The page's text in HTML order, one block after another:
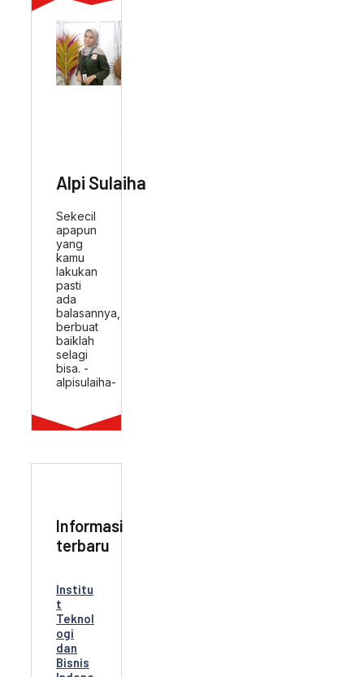
ABOUT AUTHOR
Alpi Sulaiha
Sekecil
apapun
yang
kamu
lakukan
pasti
ada
balasannya,
berbuat
baiklah
selagi
bisa. -
alpisulaiha-
Informasi
terbaru
Institu
t
Teknol
ogi
dan
Bisnis